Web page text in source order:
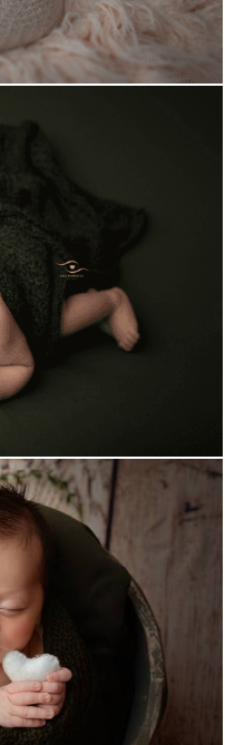
0